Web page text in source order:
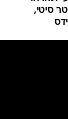
סיטי,